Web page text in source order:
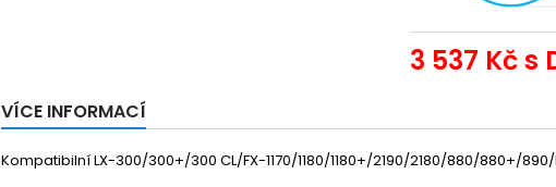
3 537 Kčs
VÍCE INFORMACÍ
Kompatibilní LX-300/300+/300 CL/FX-1170/1180/1180+/2190/2180/880/880+/